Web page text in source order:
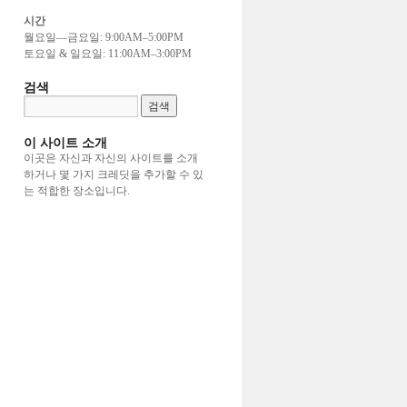
시간
월요일—금요일: 9:00AM–5:00PM
토요일 & 일요일: 11:00AM–3:00PM
검색
이 사이트 소개
이곳은 자신과 자신의 사이트를 소개
하거나 몇 가지 크레딧을 추가할 수 있
는 적합한 장소입니다.